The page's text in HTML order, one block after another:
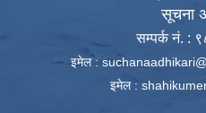
सूचना
सम्पर्क नं. :
इमेल :
इमेल :